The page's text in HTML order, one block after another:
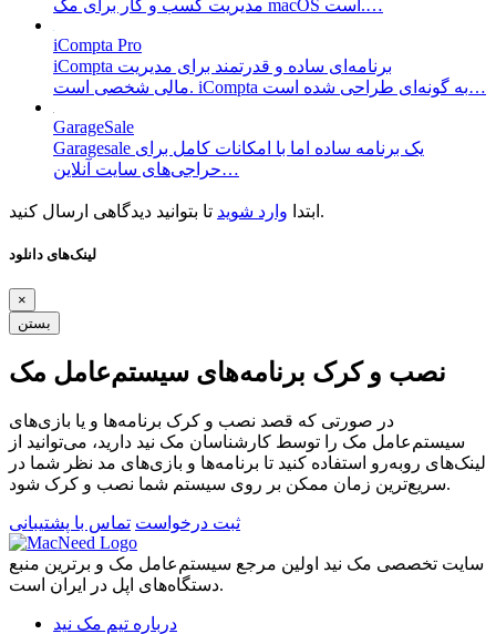
مدیریت کسب و کار برای مک macOS است.…
iCompta Pro
iCompta برنامه‌ای ساده و قدرتمند برای مدیریت
مالی شخصی است. iCompta به گونه‌ای طراحی شده است…
GarageSale
Garagesale یک برنامه ساده اما با امکانات کامل برای
حراجی‌های سایت آنلاین…
ابتدا وارد شوید تا بتوانید دیدگاهی ارسال کنید.
لینک‌های دانلود
×
بستن
نصب و کرک برنامه‌های سیستم‌عامل مک
در صورتی که قصد نصب و کرک برنامه‌ها و یا بازی‌های
سیستم‌عامل مک را توسط کارشناسان مک نید دارید، می‌توانید از
لینک‌های رو‌به‌رو استفاده کنید تا برنامه‌ها و بازی‌های مد نظر شما در
سریع‌ترین زمان ممکن بر روی سیستم شما نصب و کرک شود.
ثبت درخواست تماس با پشتیبانی
سایت تخصصی مک نید اولین مرجع سیستم‌عامل مک و برترین منبع
دستگاه‌های اپل در ایران است.
درباره تیم مک نید